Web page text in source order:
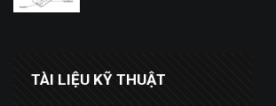
TÀI LIỆU KỸ THUẬT